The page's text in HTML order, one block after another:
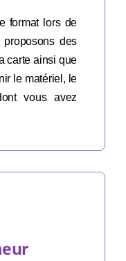
format lors de
proposons des
carte ainsi que
le matériel, le
vous avez